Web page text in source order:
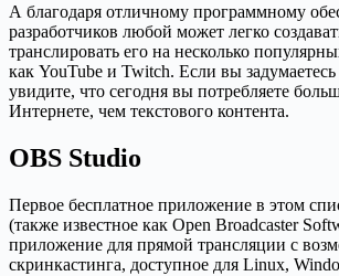
А благодаря отличному программному
разработчиков любой может легко
транслировать его на несколько
как YouTube и Twitch. Если вы
увидите, что сегодня вы потребляете
Интернете, чем текстового контента.
OBS Studio
Первое бесплатное приложение в этом
(также известное как Open Broadcaster
приложение для прямой трансляции с
скринкастинга, доступное для Linux,